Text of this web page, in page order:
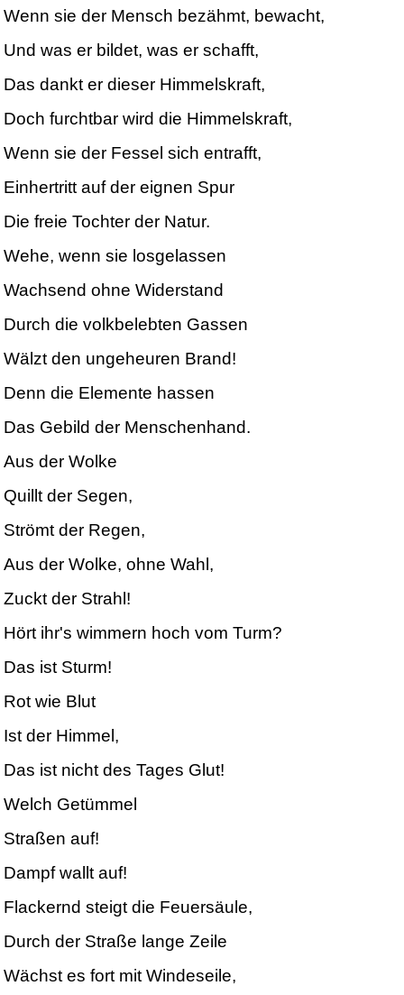
Wenn sie der Mensch bezähmt, bewacht,
Und was er bildet, was er schafft,
Das dankt er dieser Himmelskraft,
Doch furchtbar wird die Himmelskraft,
Wenn sie der Fessel sich entrafft,
Einhertritt auf der eignen Spur
Die freie Tochter der Natur.
Wehe, wenn sie losgelassen
Wachsend ohne Widerstand
Durch die volkbelebten Gassen
Wälzt den ungeheuren Brand!
Denn die Elemente hassen
Das Gebild der Menschenhand.
Aus der Wolke
Quillt der Segen,
Strömt der Regen,
Aus der Wolke, ohne Wahl,
Zuckt der Strahl!
Hört ihr's wimmern hoch vom Turm?
Das ist Sturm!
Rot wie Blut
Ist der Himmel,
Das ist nicht des Tages Glut!
Welch Getümmel
Straßen auf!
Dampf wallt auf!
Flackernd steigt die Feuersäule,
Durch der Straße lange Zeile
Wächst es fort mit Windeseile,